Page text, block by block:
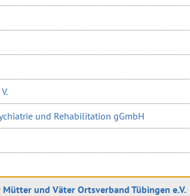
und Rehabilitation gGmbH
und Väter Ortsverband Tübingen e.V.